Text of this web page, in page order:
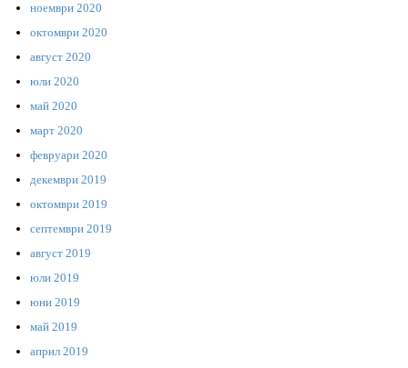
ноември 2020
октомври 2020
август 2020
юли 2020
май 2020
март 2020
февруари 2020
декември 2019
октомври 2019
септември 2019
август 2019
юли 2019
юни 2019
май 2019
април 2019